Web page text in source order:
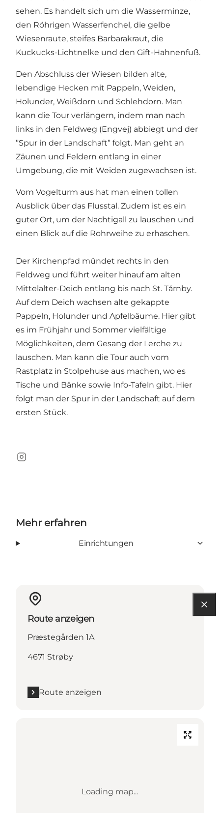
sehen. Es handelt sich um die Wasserminze,
den Röhrigen Wasserfenchel, die gelbe
Wiesenraute, steifes Barbarakraut, die
Kuckucks-Lichtnelke und den Gift-Hahnenfuß.
Den Abschluss der Wiesen bilden alte,
lebendige Hecken mit Pappeln, Weiden,
Holunder, Weißdorn und Schlehdorn. Man
kann die Tour verlängern, indem man nach
links in den Feldweg (Engvej) abbiegt und der
”Spur in der Landschaft” folgt. Man geht an
Zäunen und Feldern entlang in einer
Umgebung, die mit Weiden zugewachsen ist.
Vom Vogelturm aus hat man einen tollen
Ausblick über das Flusstal. Zudem ist es ein
guter Ort, um der Nachtigall zu lauschen und
einen Blick auf die Rohrweihe zu erhaschen.
Der Kirchenpfad mündet rechts in den
Feldweg und führt weiter hinauf am alten
Mittelalter-Deich entlang bis nach St. Tårnby.
Auf dem Deich wachsen alte gekappte
Pappeln, Holunder und Apfelbäume. Hier gibt
es im Frühjahr und Sommer vielfältige
Möglichkeiten, dem Gesang der Lerche zu
lauschen. Man kann die Tour auch vom
Rastplatz in Stolpehuse aus machen, wo es
Tische und Bänke sowie Info-Tafeln gibt. Hier
folgt man der Spur in der Landschaft auf dem
ersten Stück.
Instagram
Mehr erfahren
Einrichtungen
Route anzeigen
Præstegården 1A
4671 Strøby
Route anzeigen
Loading map...